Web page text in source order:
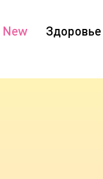
Здоровье